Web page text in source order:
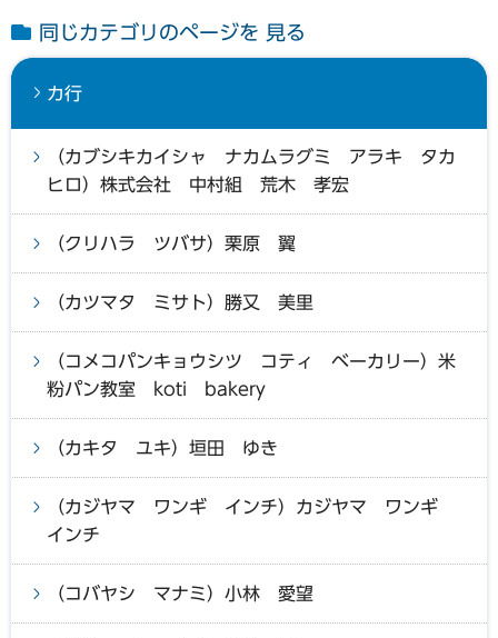
同じカテゴリのページを 見る
カ行
（カブシキカイシャ ナカムラグミ アラキ タカ
ヒロ）株式会社 中村組 荒木 孝宏
（クリハラ ツバサ）栗原 翼
（カツマタ ミサト）勝又 美里
（コメコパンキョウシツ コティ ベーカリー）米
粉パン教室 koti bakery
（カキタ ユキ）垣田 ゆき
（カジヤマ ワンギ インチ）カジヤマ ワンギ
インチ
（コバヤシ マナミ）小林 愛望